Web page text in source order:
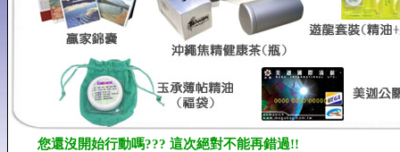
您還沒開始行動嗎??? 這次絕對不能再錯過!!